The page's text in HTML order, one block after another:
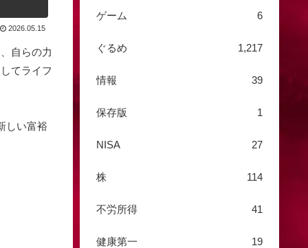
2026.05.15
自らの力
てライフ
しい富裕
ゲーム 6
ぐるめ 1,217
情報 39
保存版 1
NISA 27
株 114
不労所得 41
健康第一 19